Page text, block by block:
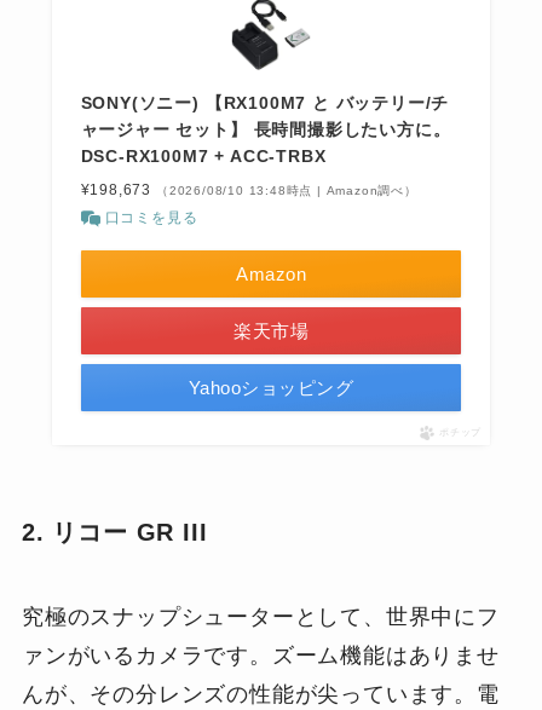
SONY(ソニー) 【RX100M7 と バッテリー/チ
ャージャー セット】 長時間撮影したい方に。
DSC-RX100M7 + ACC-TRBX
¥198,673 （2026/08/10 13:48時点 | Amazon調べ）
口コミを見る
Amazon
楽天市場
Yahooショッピング
ポチップ
2. リコー GR III
究極のスナップシューターとして、世界中にフ
ァンがいるカメラです。ズーム機能はありませ
んが、その分レンズの性能が尖っています。電